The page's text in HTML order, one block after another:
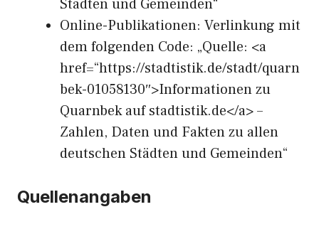
Städten und Gemeinden“
Online-Publikationen: Verlinkung mit
dem folgenden Code: „Quelle: <a
href=“https://stadtistik.de/stadt/quarn
bek-01058130″>Informationen zu
Quarnbek auf stadtistik.de</a> –
Zahlen, Daten und Fakten zu allen
deutschen Städten und Gemeinden“
Quellenangaben